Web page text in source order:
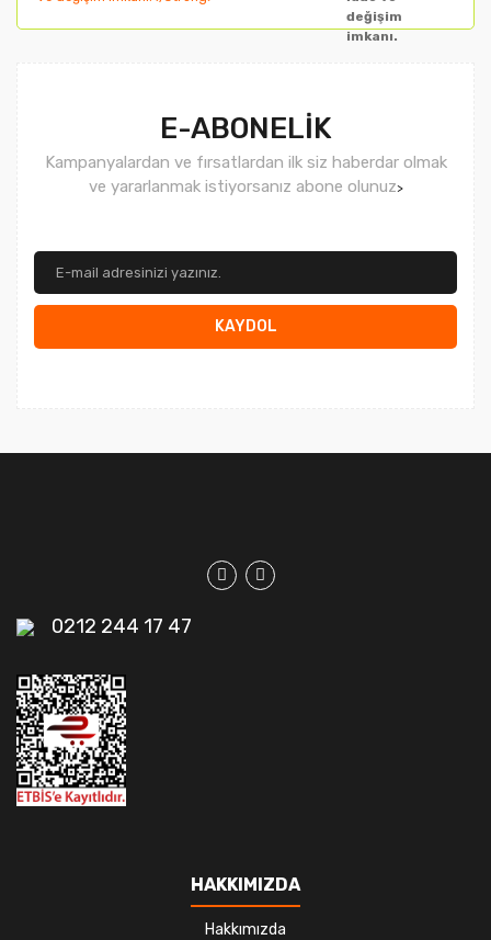
değişim
imkanı.
E-ABONELİK
Kampanyalardan ve fırsatlardan ilk siz haberdar olmak
ve yararlanmak istiyorsanız abone olunuz>
KAYDOL
0212 244 17 47
HAKKIMIZDA
Hakkımızda